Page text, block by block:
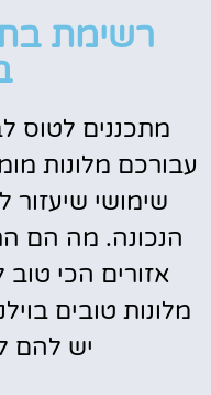
רשימת
מתכננים לטוס
עבורכם מלונות
שימושי
הנכונה. מה הם
אזורים הכי טוב
מלונות טובים
יש להם